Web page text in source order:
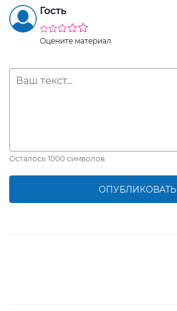
Гость
Оцените материал
Осталось 1000 символов
ОПУБЛИКОВАТЬ